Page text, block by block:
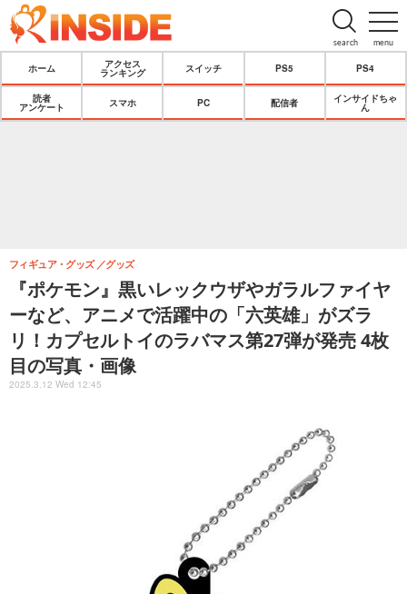
menu
search
ホーム
アクセス
ランキング
スイッチ PS5 PS4
読者
アンケート
スマホ PC 配信者
インサイドちゃ
ん
『ポケモン』黒いレックウザやガラルファイヤ
ーなど、アニメで活躍中の「六英雄」がズラ
リ！カプセルトイのラバマス第27弾が発売 4枚
目の写真・画像
フィギュア・グッズ グッズ
2025.3.12 Wed 12:45